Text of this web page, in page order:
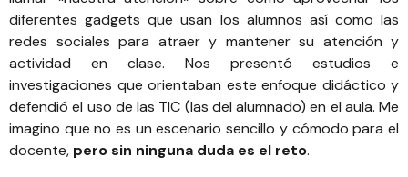
diferentes gadgets que usan los alumnos así como las
redes sociales para atraer y mantener su atención y
actividad en clase. Nos presentó estudios e
investigaciones que orientaban este enfoque didáctico y
defendió el uso de las TIC (las del alumnado) en el aula. Me
imagino que no es un escenario sencillo y cómodo para el
docente, pero sin ninguna duda es el reto.